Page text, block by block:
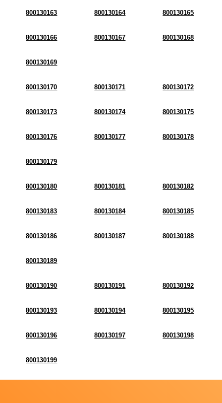
800130163 800130164 800130165
800130166 800130167 800130168
800130169
800130170 800130171 800130172
800130173 800130174 800130175
800130176 800130177 800130178
800130179
800130180 800130181 800130182
800130183 800130184 800130185
800130186 800130187 800130188
800130189
800130190 800130191 800130192
800130193 800130194 800130195
800130196 800130197 800130198
800130199